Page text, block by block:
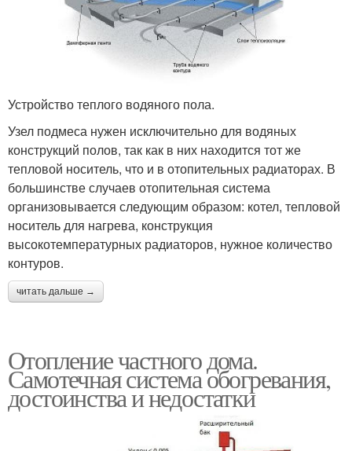
Устройство теплого водяного пола.
Узел подмеса нужен исключительно для водяных
конструкций полов, так как в них находится тот же
тепловой носитель, что и в отопительных радиаторах. В
большинстве случаев отопительная система
организовывается следующим образом: котел, тепловой
носитель для нагрева, конструкция
высокотемпературных радиаторов, нужное количество
контуров.
читать дальше →
Отопление частного дома.
Самотечная система обогревания,
достоинства и недостатки